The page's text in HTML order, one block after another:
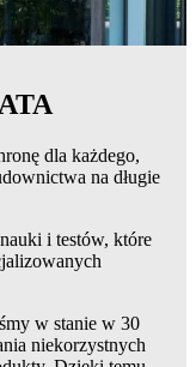
dla każdego,
na długie
i testów, które
w stanie w 30
niekorzystnych